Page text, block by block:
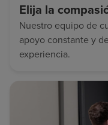
Elija la
Nuestro equipo de
apoyo constante y
experiencia.